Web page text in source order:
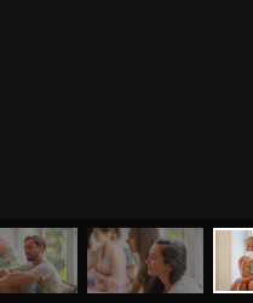
ЙОГА СЕМИНАРЫ